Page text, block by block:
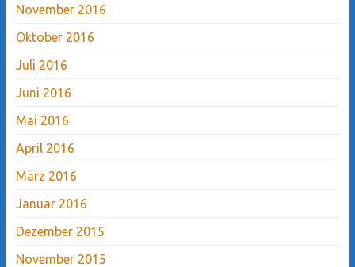
November 2016
Oktober 2016
Juli 2016
Juni 2016
Mai 2016
April 2016
März 2016
Januar 2016
Dezember 2015
November 2015